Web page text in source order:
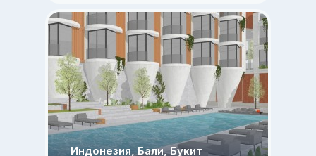
Индонезия, Бали, Букит